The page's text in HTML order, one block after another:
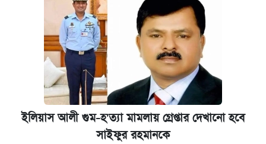
ইলিয়াস আলী গুম-হ'ত্যা মামলায় গ্রেপ্তার দেখানো হবে
সাইফুর রহমানকে